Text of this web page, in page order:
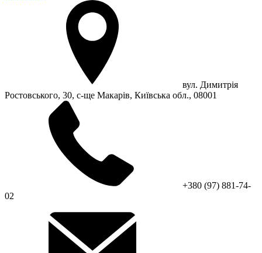
вул. Димитрія
Ростовського, 30, с-ще Макарів, Київська обл., 08001
+380 (97) 881-74-
02